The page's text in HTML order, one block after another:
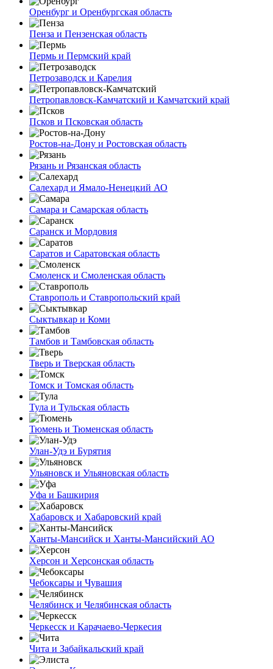
Оренбург и Оренбургская область
Пенза и Пензенская область
Пермь и Пермский край
Петрозаводск и Карелия
Петропавловск-Камчатский и Камчатский край
Псков и Псковская область
Ростов-на-Дону и Ростовская область
Рязань и Рязанская область
Салехард и Ямало-Ненецкий АО
Самара и Самарская область
Саранск и Мордовия
Саратов и Саратовская область
Смоленск и Смоленская область
Ставрополь и Ставропольский край
Сыктывкар и Коми
Тамбов и Тамбовская область
Тверь и Тверская область
Томск и Томская область
Тула и Тульская область
Тюмень и Тюменская область
Улан-Удэ и Бурятия
Ульяновск и Ульяновская область
Уфа и Башкирия
Хабаровск и Хабаровский край
Ханты-Мансийск и Ханты-Мансийский АО
Херсон и Херсонская область
Чебоксары и Чувашия
Челябинск и Челябинская область
Черкесск и Карачаево-Черкесия
Чита и Забайкальский край